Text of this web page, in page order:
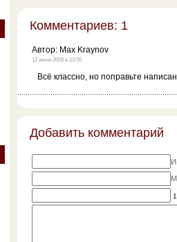
Комментариев: 1
Автор: Max Kraynov
12 июня 2008 в 13:56
Всё классно, но поправьте
Добавить комментарий